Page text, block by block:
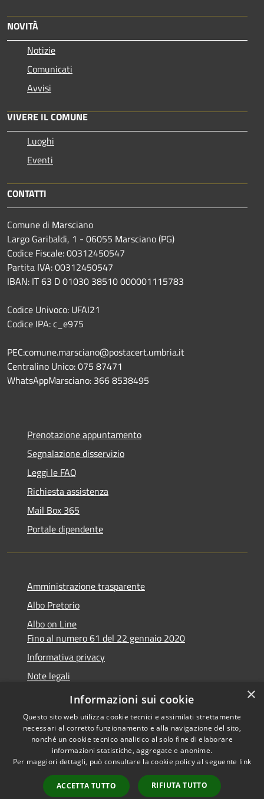
NOVITÀ
Notizie
Comunicati
Avvisi
VIVERE IL COMUNE
Luoghi
Eventi
CONTATTI
Comune di Marsciano
Largo Garibaldi, 1 - 06055 Marsciano (PG)
Codice Fiscale: 00312450547
Partita IVA: 00312450547
IBAN: IT 63 D 01030 38510 000001115783
Codice Univoco: UFAI21
Codice IPA: c_e975
PEC:comune.marsciano@postacert.umbria.it
Centralino Unico: 075 87471
WhatsAppMarsciano: 366 8538495
Prenotazione appuntamento
Segnalazione disservizio
Leggi le FAQ
Richiesta assistenza
Mail Box 365
Portale dipendente
Amministrazione trasparente
Albo Pretorio
Albo on Line
Fino al numero 61 del 22 gennaio 2020
Informativa privacy
Note legali
Dichiarazione di accessibilità
Accessibilità
Copyright © 2026 • Comune di
Marsciano • Powered by
Municipium•
Accesso
×
Informazioni sui cookie
Questo sito web utilizza cookie tecnici e assimilati strettamente
necessari al corretto funzionamento e alla navigazione del sito,
nonché un cookie tecnico analitico al solo fine di elaborare
informazioni statistiche, aggregate e anonime.
Per maggiori dettagli, può consultare la cookie policy al seguente link
ACCETTA TUTTO RIFIUTA TUTTO